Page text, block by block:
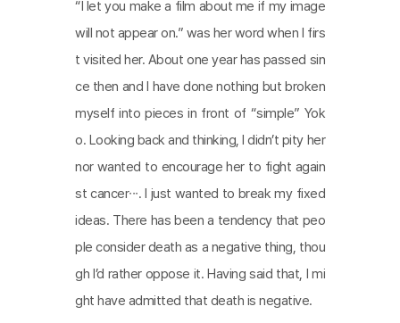
“I let you make a film about me if my image
will not appear on.” was her word when I firs
t visited her. About one year has passed sin
ce then and I have done nothing but broken
myself into pieces in front of “simple” Yok
o. Looking back and thinking, I didn’t pity her
nor wanted to encourage her to fight again
st cancer∙∙∙. I just wanted to break my fixed
ideas. There has been a tendency that peo
ple consider death as a negative thing, thou
gh I’d rather oppose it. Having said that, I mi
ght have admitted that death is negative.